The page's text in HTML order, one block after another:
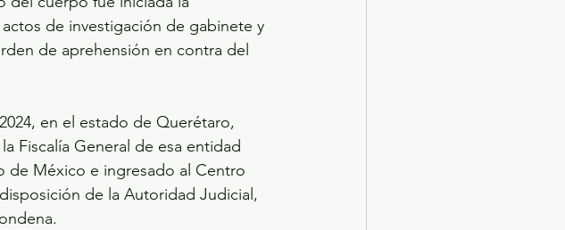
de investigación de gabinete y
de aprehensión en contra del
en el estado de Querétaro,
Fiscalía General de esa entidad
de México e ingresado al Centro
de la Autoridad Judicial,